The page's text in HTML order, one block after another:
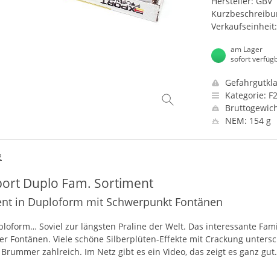
am Lager
sofort
Kategorie: F2
NEM: 154 g
Duplo Fam. Sortiment
in Duploform mit Schwerpunkt Fontänen
Soviel zur längsten Praline der Welt. Das interessante
Fontänen. Viele schöne Silberplüten-Effekte mit Crackung
zahlreich. Im Netz gibt es ein Video, das zeigt es ganz gut.